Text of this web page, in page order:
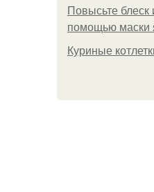
Повысьте блеск
помощью маски
Куриные